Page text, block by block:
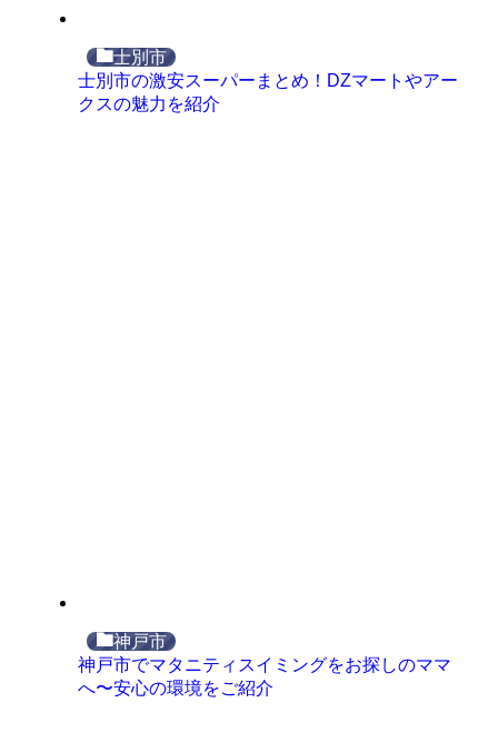
士別市
士別市の激安スーパーまとめ！DZマートやアー
クスの魅力を紹介
神戸市
神戸市でマタニティスイミングをお探しのママ
へ〜安心の環境をご紹介